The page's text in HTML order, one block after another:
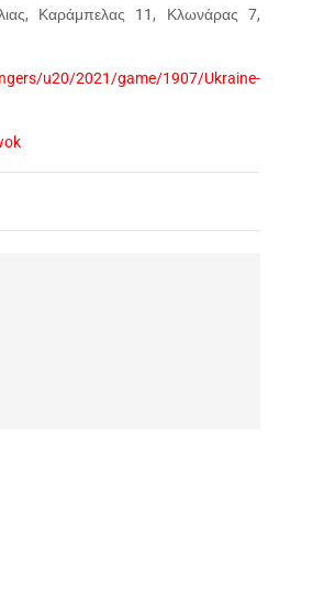
Καράμπελας 11, Κλωνάρας 7,
u20/2021/game/1907/Ukraine-